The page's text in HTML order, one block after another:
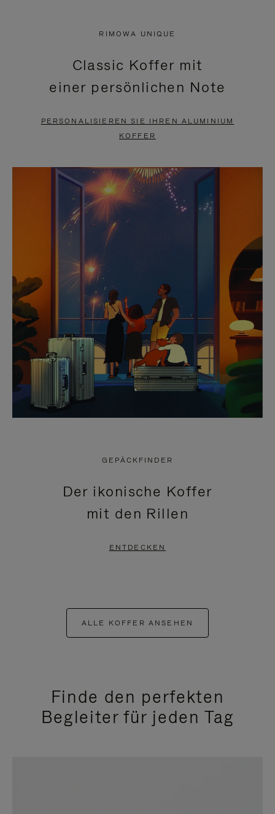
PAUSIERT,
BITTE
DRÜCKEN
ANZUHALTEN
KLICKEN
SIE
ZUM
AUFHEBEN
STUMMSCHALTUNG
RIMOWA UNIQUE
Classic Koffer mit
einer persönlichen Note
PERSONALISIEREN SIE IHREN ALUMINIUM
KOFFER
GEPÄCKFINDER
Der ikonische Koffer
mit den Rillen
ENTDECKEN
ALLE KOFFER ANSEHEN
Finde den perfekten
Begleiter für jeden Tag